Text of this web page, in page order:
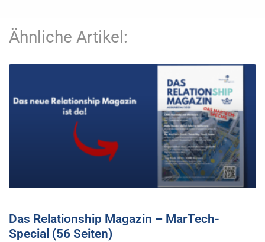
Ähnliche Artikel:
Das Relationship Magazin – MarTech-
Special (56 Seiten)